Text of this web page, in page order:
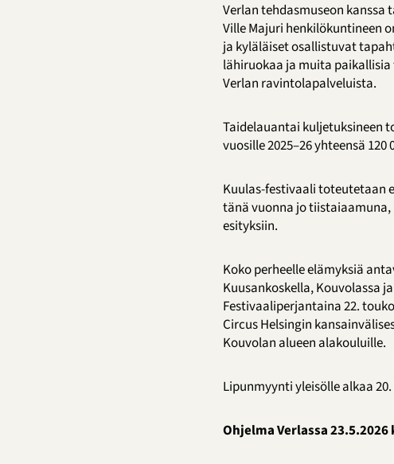
Verlan tehdasmuseon
Ville Majuri henkilökuntineen
ja kyläläiset osallistuvat
lähiruokaa ja muita
Verlan ravintolapalveluista.
Taidelauantai kuljetuksineen
vuosille 2025–26 yhteensä 120
Kuulas-festivaali toteutetaan
tänä vuonna jo
esityksiin.
Koko perheelle elämyksiä
Kuusankoskella, Kouvolassa
Festivaaliperjantaina 22.
Circus Helsingin
Kouvolan alueen alakouluille.
Lipunmyynti yleisölle alkaa
Ohjelma Verlassa 23.5.2026